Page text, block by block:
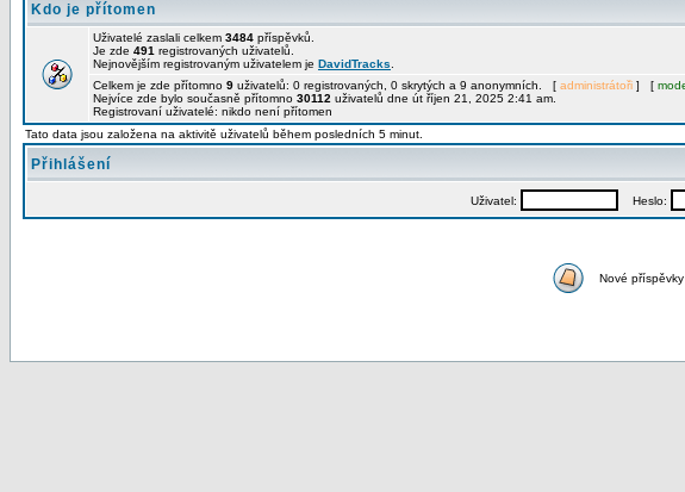
Kdo je přítomen
Uživatelé zaslali celkem 3484 příspěvků.
Je zde 491 registrovaných uživatelů.
Nejnovějším registrovaným uživatelem je DavidTracks
Celkem je zde přítomno 9 uživatelů: 0 registrovaných, 0 skrytých a 9 anonymních. [ administrátoři ] [
Nejvíce zde bylo současně přítomno 30112 uživatelů dne út říjen 21, 2025 2:41 am.
Registrovaní uživatelé: nikdo není přítomen
Tato data jsou založena na aktivitě uživatelů během posledních 5 minut.
Přihlášení
Uživatel: Heslo:
Nové příspěvky